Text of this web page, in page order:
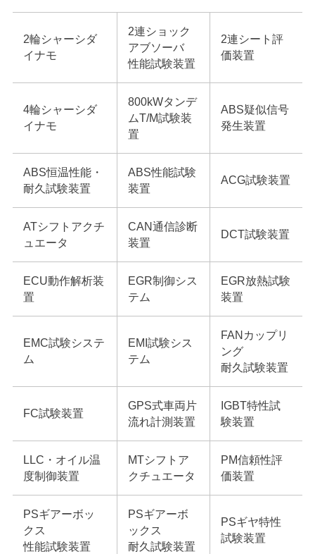
2輪シャーシダ
イナモ
2連ショック
アブソーバ
性能試験装置
2連シート評
価装置
4輪シャーシダ
イナモ
800kWタンデ
ムT/M試験装
置
ABS疑似信号
発生装置
ABS恒温性能・
耐久試験装置
ABS性能試験
装置
ACG試験装置
ATシフトアクチ
ュエータ
CAN通信診断
装置
DCT試験装置
ECU動作解析装
置
EGR制御シス
テム
EGR放熱試験
装置
EMC試験システ
ム
EMI試験シス
テム
FANカップリ
ング
耐久試験装置
FC試験装置
GPS式車両片
流れ計測装置
IGBT特性試
験装置
LLC・オイル温
度制御装置
MTシフトア
クチュエータ
PM信頼性評
価装置
PSギアーボッ
クス
性能試験装置
PSギアーボ
ックス
耐久試験装置
PSギヤ特性
試験装置